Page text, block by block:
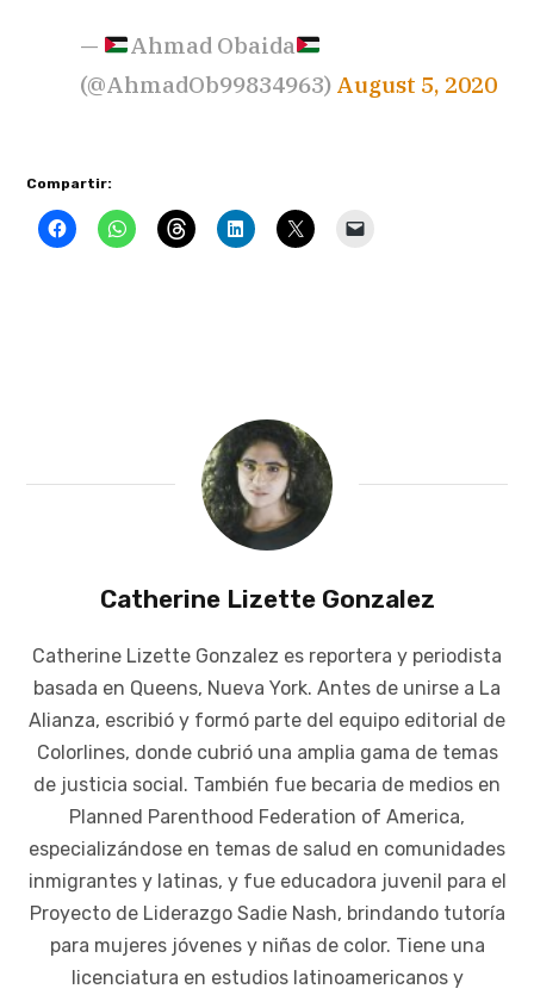
—
Ahmad Obaida
(@AhmadOb99834963) August 5, 2020
Compartir:
Catherine Lizette Gonzalez
Catherine Lizette Gonzalez es reportera y periodista
basada en Queens, Nueva York. Antes de unirse a La
Alianza, escribió y formó parte del equipo editorial de
Colorlines, donde cubrió una amplia gama de temas
de justicia social. También fue becaria de medios en
Planned Parenthood Federation of America,
especializándose en temas de salud en comunidades
inmigrantes y latinas, y fue educadora juvenil para el
Proyecto de Liderazgo Sadie Nash, brindando tutoría
para mujeres jóvenes y niñas de color. Tiene una
licenciatura en estudios latinoamericanos y